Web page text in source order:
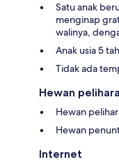
Satu anak
menginap
walinya,
Anak usia 5
Tidak ada
Hewan
Hewan
Hewan
Internet